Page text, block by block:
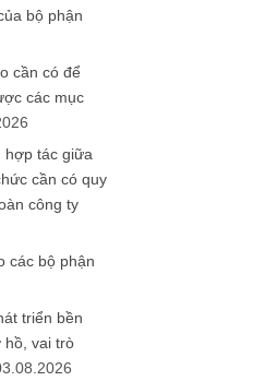
bộ phận
cần có để
các mục
hợp tác giữa
cần có quy
công ty
các bộ phận
triển bền
hồ, vai trò